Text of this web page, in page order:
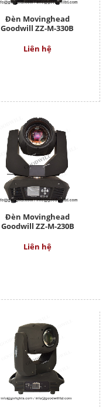
Đèn Movinghead
Goodwill ZZ-M-330B
Liên hệ
Đèn Movinghead
Goodwill ZZ-M-230B
Liên hệ